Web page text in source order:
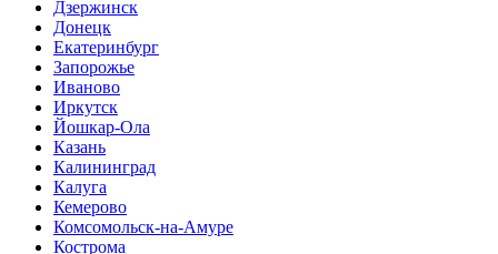
Дзержинск
Донецк
Екатеринбург
Запорожье
Иваново
Иркутск
Йошкар-Ола
Казань
Калининград
Калуга
Кемерово
Комсомольск-на-Амуре
Кострома